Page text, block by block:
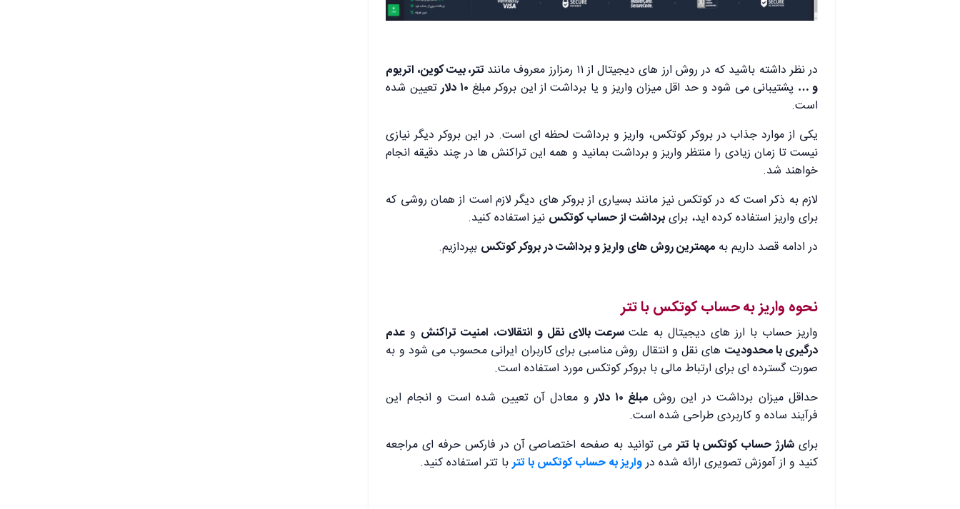
در نظر داشته باشید که در روش ارز های دیجیتال از ۱۱ رمزارز معروف مانند
تتر، بیت کوین، اتریوم
و … پشتیبانی می شود و حد اقل میزان واریز و یا برداشت از این بروکر مبلغ ۱۰ دلار
تعیین شده
است.
یکی از موارد جذاب در بروکر کوتکس، واریز و برداشت لحظه ای است. در این بروکر دیگر نیازی
نیست تا زمان زیادی را منتظر واریز و برداشت بمانید و همه این تراکنش ها در چند دقیقه انجام
خواهند شد.
لازم به ذکر است که در کوتکس نیز مانند بسیاری از بروکر های دیگر لازم است از همان روشی که
برای واریز استفاده کرده اید، برایبرداشت از حساب کوتکس نیز استفاده کنید.
در ادامه قصد داریم به مهمترین روش های واریز و برداشت در بروکر کوتکس بپردازیم.
نحوه واریز به حساب کوتکس با تتر
واریز حساب با ارز های دیجیتال به علتسرعت بالای نقل و انتقالات، امنیت تراکنش و عدم
درگیری با محدودیت های نقل و انتقال روش مناسبی برای کاربران ایرانی محسوب می شود و به
صورت گسترده ای برای ارتباط مالی با بروکر کوتکس مورد استفاده است.
حداقل میزان برداشت در این روش مبلغ ۱۰ دلار
و معادل آن تعیین شده است و انجام این
فرآیند ساده و کاربردی طراحی شده است.
برای شارژ حساب کوتکس با تترمی توانید به صفحه اختصاصی آن در فارکس حرفه ای مراجعه
کنید و از آموزش تصویری ارائه شده درواریز به حساب کوتکس با تتربا تتر استفاده کنید.